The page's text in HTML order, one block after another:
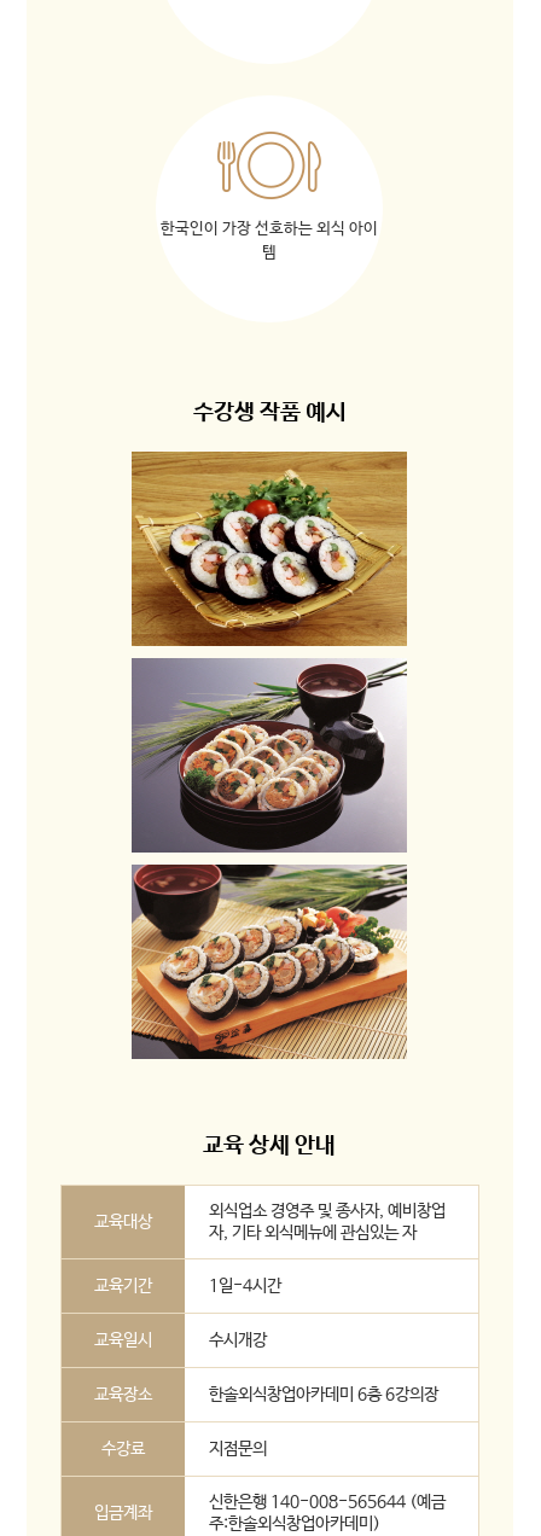
한국인이 가장 선호하는 외식 아이
템
수강생 작품 예시
교육 상세 안내
교육대상
외식업소 경영주 및 종사자, 예비창업
자, 기타 외식메뉴에 관심있는 자
교육기간 1일-4시간
교육일시 수시개강
교육장소 한솔외식창업아카데미 6층 6강의장
수강료 지점문의
입금계좌
신한은행 140-008-565644 (예금
주:한솔외식창업아카데미)